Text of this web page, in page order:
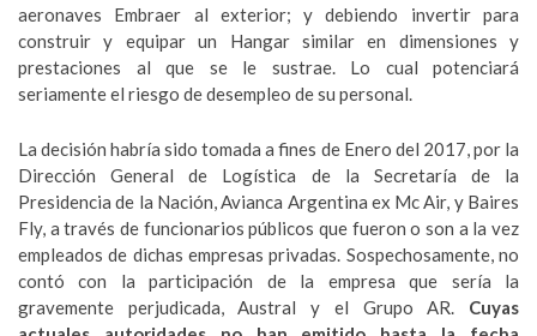
aeronaves Embraer al exterior; y debiendo invertir para
construir y equipar un Hangar similar en dimensiones y
prestaciones al que se le sustrae. Lo cual potenciará
seriamente el riesgo de desempleo de su personal.
La decisión habría sido tomada a fines de Enero del 2017, por la
Dirección General de Logística de la Secretaría de la
Presidencia de la Nación, Avianca Argentina ex Mc Air, y Baires
Fly, a través de funcionarios públicos que fueron o son a la vez
empleados de dichas empresas privadas. Sospechosamente, no
contó con la participación de la empresa que sería la
gravemente perjudicada, Austral y el Grupo AR. Cuyas